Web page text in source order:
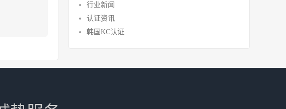
行业新闻
认证资讯
韩国KC认证